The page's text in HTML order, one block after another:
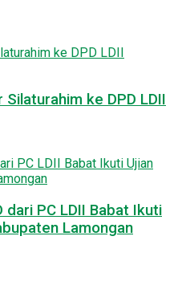
ke DPD LDII
PC LDII Babat Ikuti
Lamongan